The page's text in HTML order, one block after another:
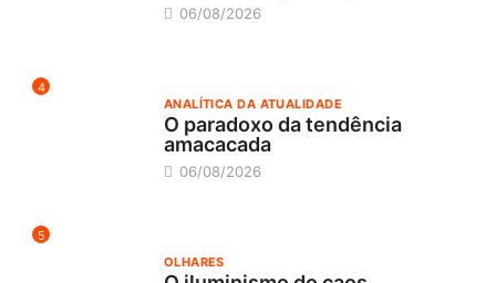
06/08/2026
4
ANALÍTICA DA ATUALIDADE
O paradoxo da tendência
amacacada
06/08/2026
5
OLHARES